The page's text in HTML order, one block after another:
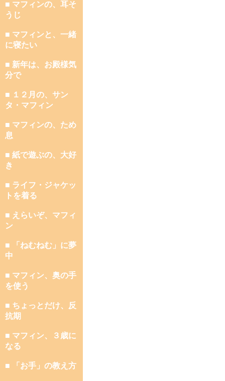
■ マフィンの、耳そ
うじ
■ マフィンと、一緒
に寝たい
■ 新年は、お殿様気
分で
■ １２月の、サン
タ・マフィン
■ マフィンの、ため
息
■ 紙で遊ぶの、大好
き
■ ライフ・ジャケッ
トを着る
■ えらいぞ、マフィ
ン
■ 「ねむねむ」に夢
中
■ マフィン、奥の手
を使う
■ ちょっとだけ、反
抗期
■ マフィン、３歳に
なる
■ 「お手」の教え方